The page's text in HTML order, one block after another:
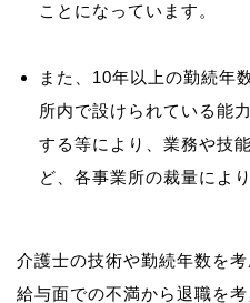
ことになっています。
また、10年以上の勤続年
所内で設けられている能
する等により、業務や技
ど、各事業所の裁量によ
介護士の技術や勤続年数を
給与面での不満から退職を